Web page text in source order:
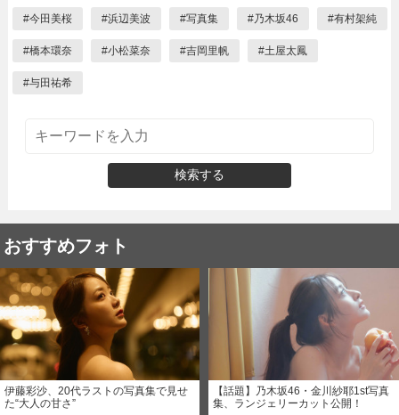
#今田美桜 #浜辺美波 #写真集 #乃木坂46 #有村架純
#橋本環奈 #小松菜奈 #吉岡里帆 #土屋太鳳
#与田祐希
検索する
おすすめフォト
伊藤彩沙、20代ラストの写真集で見せ
た“大人の甘さ”
【話題】乃木坂46・金川紗耶1st写真
集、ランジェリーカット公開！